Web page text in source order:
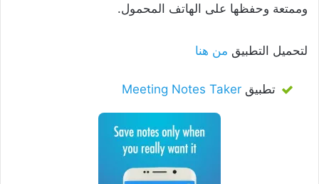
وممتعة وحفظها على الهاتف المحمول.
لتحميل التطبيق من هنا
تطبيق Meeting Notes Taker